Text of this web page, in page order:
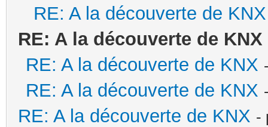
RE: A la découverte de KNX
RE: A la découverte de KNX
RE: A la découverte de KNX
RE: A la découverte de KNX
RE: A la découverte de KNX -